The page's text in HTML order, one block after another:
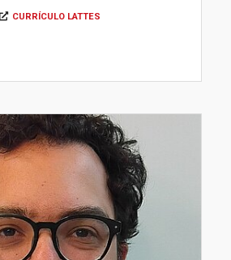
CURRÍCULO LATTES